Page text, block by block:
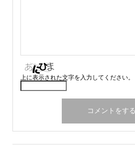
上に表示された文字を入力してください。